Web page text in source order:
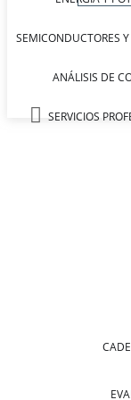
SEMICONDUCTORES
ANÁLISIS DE
SERVICIOS